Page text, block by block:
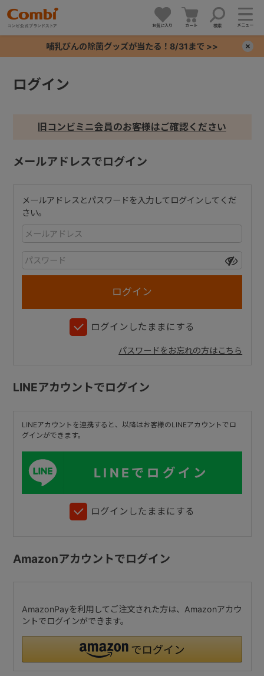
お気に入り カート 検索 メニュー
哺乳びんの除菌グッズが当たる！8/31まで >>
ログイン
旧コンビミニ会員のお客様はご確認ください
メールアドレスでログイン
メールアドレスとパスワードを入力してログインしてくだ
さい。
ログインしたままにする
パスワードをお忘れの方はこちら
LINEアカウントでログイン
LINEアカウントを連携すると、以降はお客様のLINEアカウントでロ
グインができます。
LINEでログイン
ログインしたままにする
Amazonアカウントでログイン
AmazonPayを利用してご注文された方は、Amazonアカウ
ントでログインができます。